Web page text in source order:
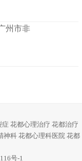
州市非
症 花都心理治疗 花都治疗
神科 花都心理科医院 花都
号-1